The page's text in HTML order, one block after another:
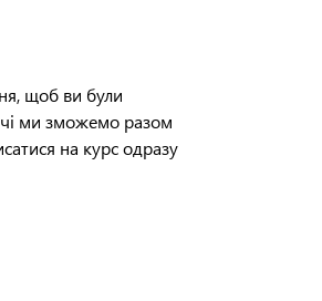
щоб ви були
ми зможемо разом
на курс одразу